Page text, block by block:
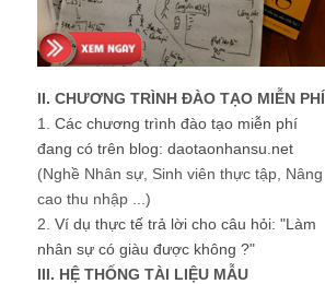
II. CHƯƠNG TRÌNH ĐÀO TẠO MIỄN PHÍ
1. Các chương trình đào tạo miễn phí
đang có trên blog: daotaonhansu.net
(Nghề Nhân sự, Sinh viên thực tập, Nâng
cao thu nhập ...)
2. Ví dụ thực tế trả lời cho câu hỏi: "Làm
nhân sự có giàu được không ?"
III. HỆ THỐNG TÀI LIỆU MẪU